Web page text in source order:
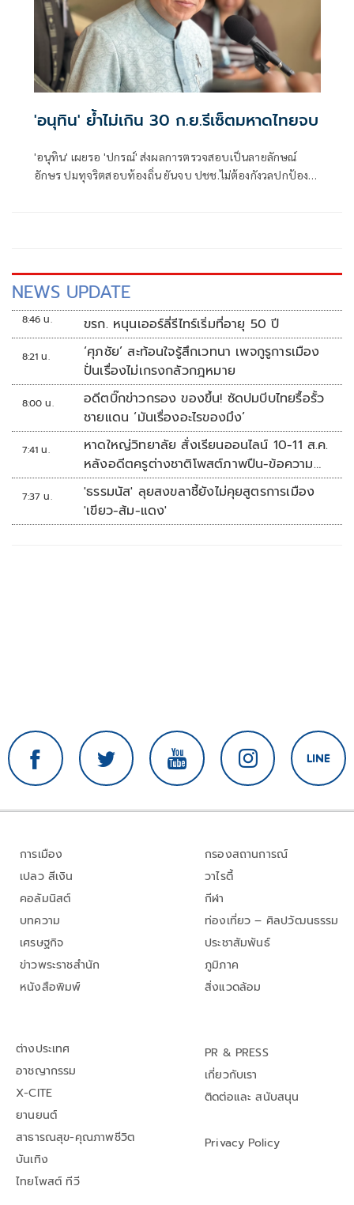
'อนุทิน' ย้ำไม่เกิน 30 ก.ย.รีเซ็ตมหาดไทยจบ
'อนุทิน' เผยรอ 'ปกรณ์' ส่งผลการตรวจสอบเป็นลายลักษณ์
อักษร ปมทุจริตสอบท้องถิ่น ยันจบ ปชช.ไม่ต้องกังวลปกป้อง
NEWS UPDATE
8:46 น. ขรก. หนุนเออร์ลี่รีไทร์เริ่มที่อายุ 50 ปี
8:21 น.
‘ศุภชัย’ สะท้อนใจรู้สึกเวทนา เพจกูรูการเมือง
ปั่นเรื่องไม่เกรงกลัวกฎหมาย
8:00 น.
อดีตบิ๊กข่าวกรอง ของขึ้น! ซัดปมบีบไทยรื้อรั้ว
ชายแดน ‘มันเรื่องอะไรของมึง’
7:41 น.
หาดใหญ่วิทยาลัย สั่งเรียนออนไลน์ 10-11 ส.ค.
หลังอดีตครูต่างชาติโพสต์ภาพปืน-ข้อความ
ข่มขู่
7:37 น.
'ธรรมนัส' ลุยสงขลาชี้ยังไม่คุยสูตรการเมือง
'เขียว-ส้ม-แดง'
การเมือง
เปลว สีเงิน
คอลัมนิสต์
บทความ
เศรษฐกิจ
ข่าวพระราชสำนัก
หนังสือพิมพ์
กรองสถานการณ์
วาไรตี้
กีฬา
ท่องเที่ยว – ศิลปวัฒนธรรม
ประชาสัมพันธ์
ภูมิภาค
สิ่งแวดล้อม
ต่างประเทศ
อาชญากรรม
X-CITE
ยานยนต์
สาธารณสุข-คุณภาพชีวิต
บันเทิง
ไทยโพสต์ ทีวี
PR & PRESS
เกี่ยวกับเรา
ติดต่อและ สนับสนุน
Privacy Policy